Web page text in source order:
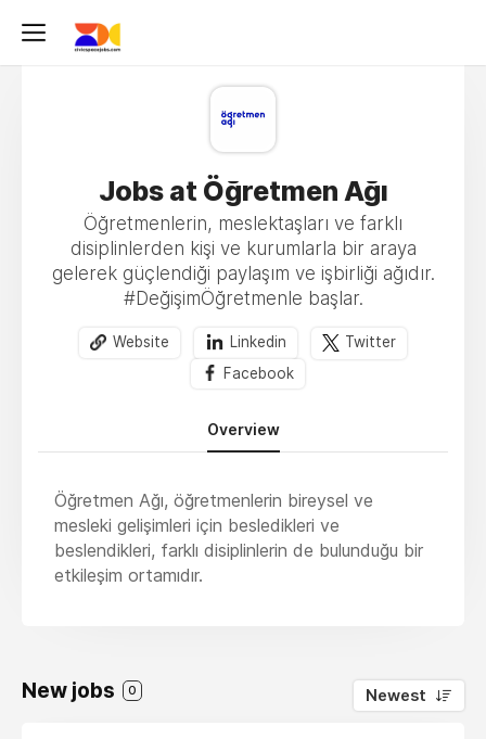
Jobs at Öğretmen Ağı
Öğretmenlerin, meslektaşları ve farklı
disiplinlerden kişi ve kurumlarla bir araya
gelerek güçlendiği paylaşım ve işbirliği ağıdır.
#DeğişimÖğretmenle başlar.
Website Linkedin
Twitter
Facebook
Overview
Öğretmen Ağı, öğretmenlerin bireysel ve
mesleki gelişimleri için besledikleri ve
beslendikleri, farklı disiplinlerin de bulunduğu bir
etkileşim ortamıdır.
New jobs 0 Newest